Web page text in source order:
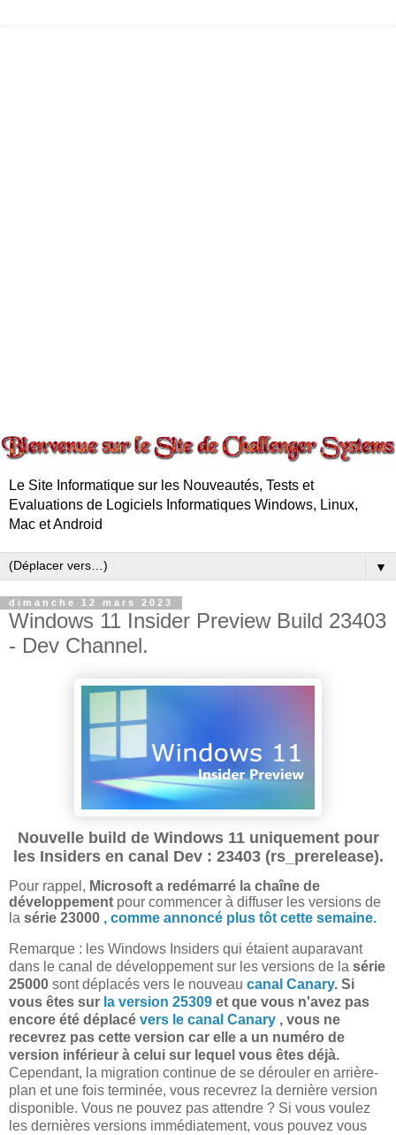
Le Site Informatique sur les Nouveautés, Tests et
Evaluations de Logiciels Informatiques Windows, Linux,
Mac et Android
▼
dimanche 12 mars 2023
Windows 11 Insider Preview Build 23403
- Dev Channel.
Nouvelle build de Windows 11 uniquement pour
les Insiders en canal Dev : 23403(rs_prerelease).
Pour rappel, Microsoft a redémarré la chaîne de
développement pour commencer à diffuser les versions de
la série 23000 , comme annoncé plus tôt cette semaine.
Remarque : les Windows Insiders qui étaient auparavant
dans le canal de développement sur les versions de la série
25000 sont déplacés vers le nouveau canal Canary. Si
vous êtes sur la version 25309 et que vous n'avez pas
encore été déplacé vers le canal Canary , vous ne
recevrez pas cette version car elle a un numéro de
version inférieur à celui sur lequel vous êtes déjà.
Cependant, la migration continue de se dérouler en arrière-
plan et une fois terminée, vous recevrez la dernière version
disponible. Vous ne pouvez pas attendre ? Si vous voulez
les dernières versions immédiatement, vous pouvez vous